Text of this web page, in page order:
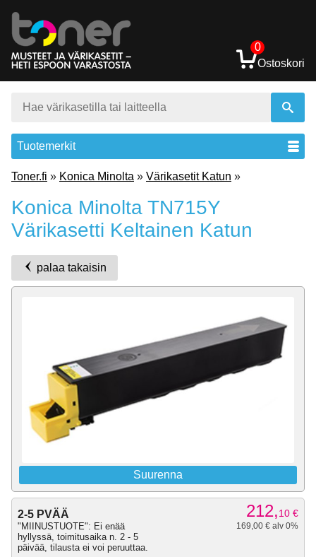
0
Ostoskori
Tuotemerkit
Toner.fi » Konica Minolta » Värikasetit Katun »
Konica Minolta TN715Y
Värikasetti Keltainen Katun
palaa takaisin
Suurenna
2-5 PVÄÄ
"MIINUSTUOTE": Ei enää
hyllyssä, toimitusaika n. 2 - 5
päivää, tilausta ei voi peruuttaa.
212,10 €
169,00 € alv 0%